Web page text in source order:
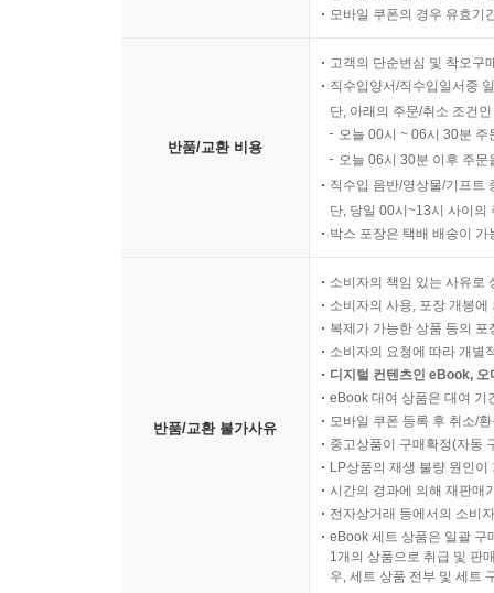
모바일 쿠폰의 경우 유효기
반품/교환 비용
고객의 단순변심 및 착오구
직수입양서/직수입일서중
단, 아래의 주문/취소 조건
오늘 00시 ~ 06시 30분
오늘 06시 30분 이후 주
직수입 음반/영상물/기프트
단, 당일 00시~13시 사이의
박스 포장은 택배 배송이
반품/교환 불가사유
소비자의 책임 있는 사유로
소비자의 사용, 포장 개봉
복제가 가능한 상품 등의
소비자의 요청에 따라 개별
디지털 컨텐츠인 eBook,
eBook 대여 상품은 대여 기
모바일 쿠폰 등록 후 취소/
중고상품이 구매확정(자동
LP상품의 재생 불량 원인
시간의 경과에 의해 재판매
전자상거래 등에서의 소비
eBook 세트 상품은 일괄 구
1개의 상품으로 취급 및 판
우, 세트 상품 전부 및 세트